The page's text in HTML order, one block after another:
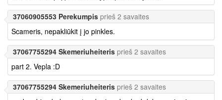
37060905553 Perekumpis prieš 2 savaites
Scameris, nepakliūkit į jo pinkles.
37067755294 Skemeriuheiteris prieš 2 savaites
part 2. Vepla :D
37067755294 Skemeriuheiteris prieš 2 savaites